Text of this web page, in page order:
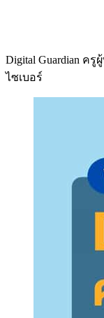
Digital Guardian ค
ไซเบอร์